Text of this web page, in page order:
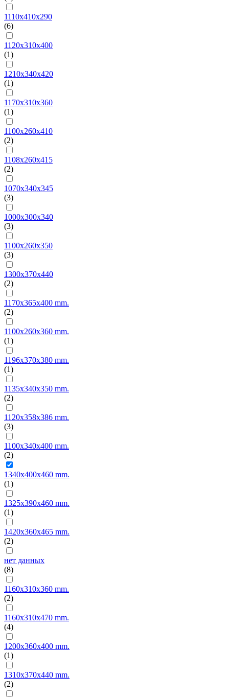
1110х410х290
(6)
1120х310х400
(1)
1210х340х420
(1)
1170х310х360
(1)
1100х260х410
(2)
1108х260х415
(2)
1070х340х345
(3)
1000х300х340
(3)
1100х260х350
(3)
1300х370х440
(2)
1170x365x400 mm.
(2)
1100x260x360 mm.
(1)
1196x370x380 mm.
(1)
1135x340x350 mm.
(2)
1120x358x386 mm.
(3)
1100x340x400 mm.
(2)
1340x400x460 mm.
(1)
1325x390x460 mm.
(1)
1420x360x465 mm.
(2)
нет данных
(8)
1160x310x360 mm.
(2)
1160x310x470 mm.
(4)
1200x360x400 mm.
(1)
1310x370x440 mm.
(2)